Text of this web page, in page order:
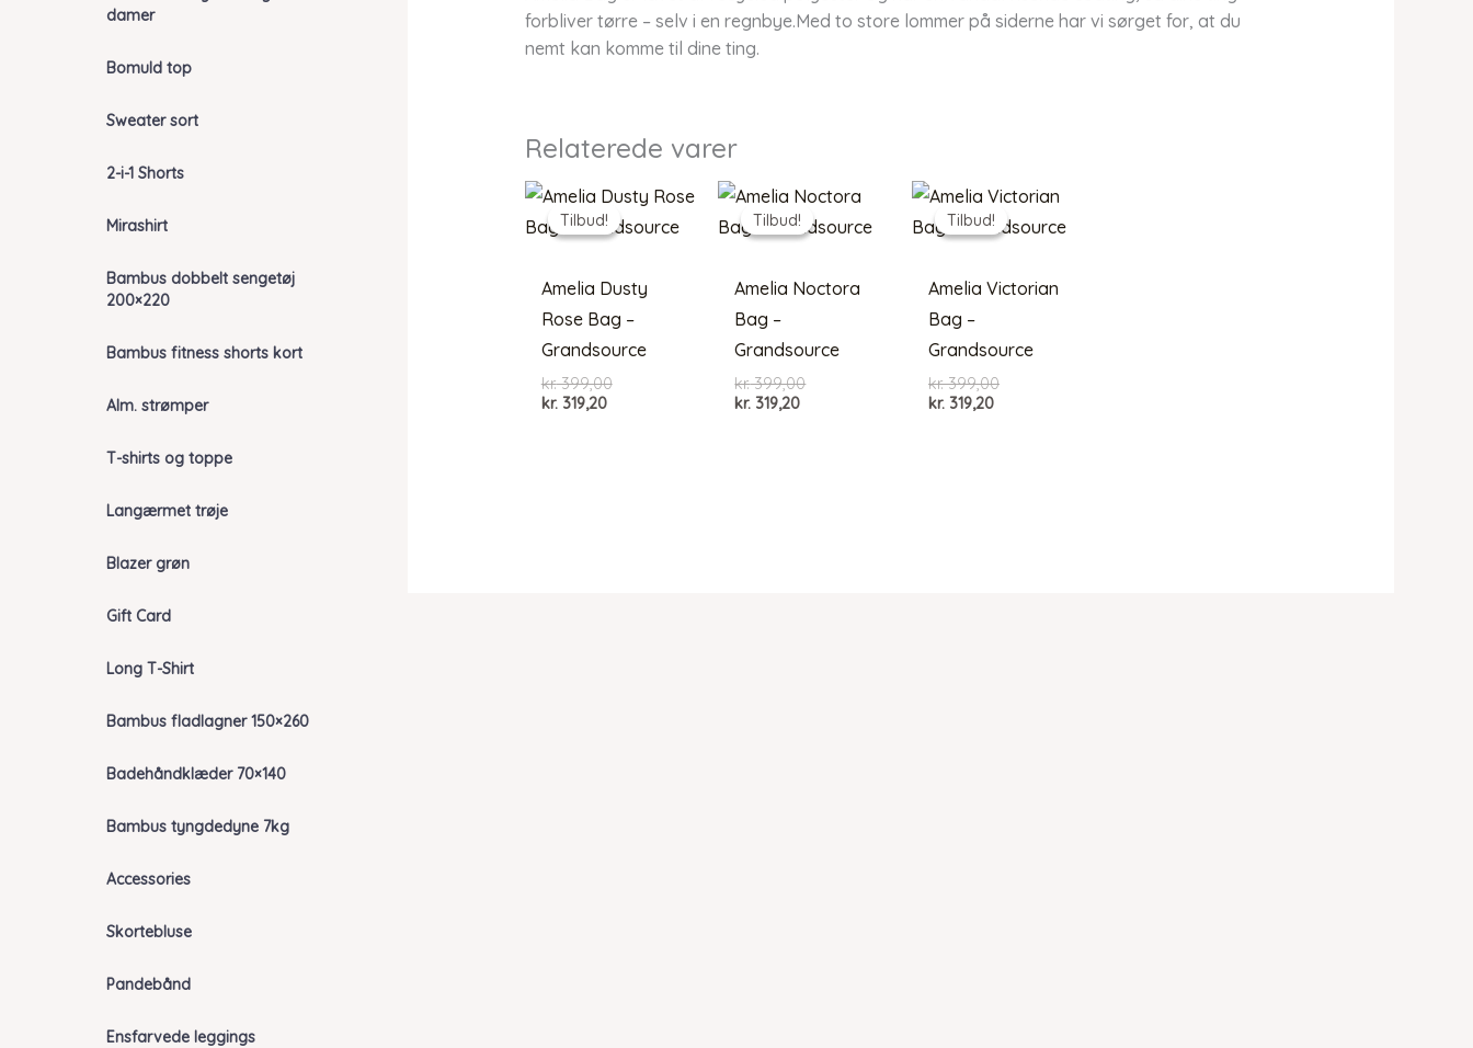
damer
Bomuld top
Sweater sort
2-i-1 Shorts
Mirashirt
Bambus dobbelt sengetøj
200×220
Bambus fitness shorts kort
Alm. strømper
T-shirts og toppe
Langærmet trøje
Blazer grøn
Gift Card
Long T-Shirt
Bambus fladlagner 150×260
Badehåndklæder 70×140
Bambus tyngdedyne 7kg
Accessories
Skortebluse
Pandebånd
Ensfarvede leggings
forbliver tørre – selv i en regnbye.Med to store lommer på siderne har vi sørget for, at du
nemt kan komme til dine ting.
Relaterede varer
Tilbud!
Tilbud!
Amelia Dusty
Rose Bag –
Grandsource
kr.399,00Den
kr.319,20Den
Tilbud!
Tilbud!
Amelia Noctora
Bag –
Grandsource
kr.399,00Den
kr. 319,20Den
Tilbud!
Tilbud!
Amelia Victorian
Bag –
Grandsource
kr.399,00Den
kr. 319,20Den